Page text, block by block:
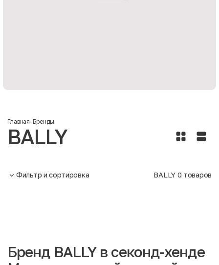
Главная-Бренды
BALLY
Фильтр и сортировка BALLY 0 товаров
Бренд BALLY в секонд-хенде